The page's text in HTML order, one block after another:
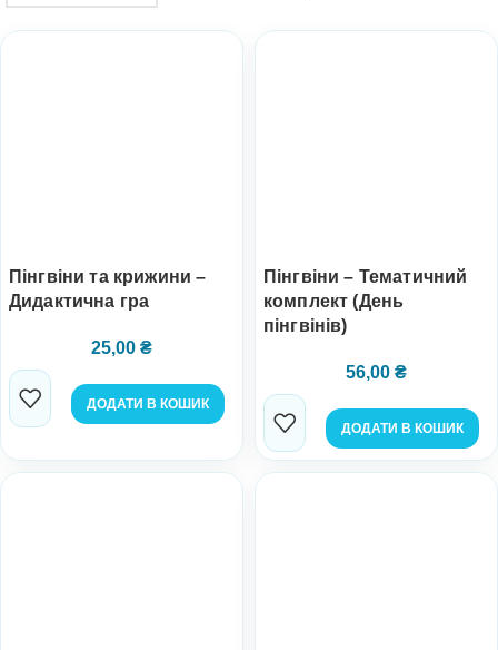
Пінгвіни та крижини –
Дидактична гра
25,00 ₴
ДОДАТИ В КОШИК
Пінгвіни – Тематичний
комплект (День
пінгвінів)
56,00 ₴
ДОДАТИ В КОШИК